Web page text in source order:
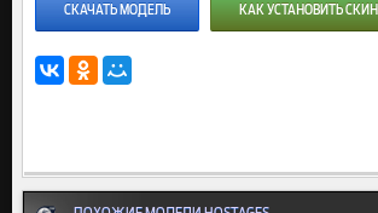
СКАЧАТЬ МОДЕЛЬ КАК УСТАНОВИТЬ СКИН